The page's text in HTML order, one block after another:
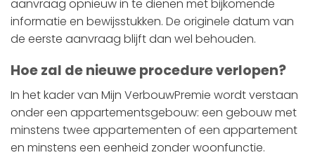
aanvraag opnieuw in te dienen met bijkomende
informatie en bewijsstukken. De originele datum van
de eerste aanvraag blijft dan wel behouden.
Hoe zal de nieuwe procedure verlopen?
In het kader van Mijn VerbouwPremie wordt verstaan
onder een appartementsgebouw: een gebouw met
minstens twee appartementen of een appartement
en minstens een eenheid zonder woonfunctie.